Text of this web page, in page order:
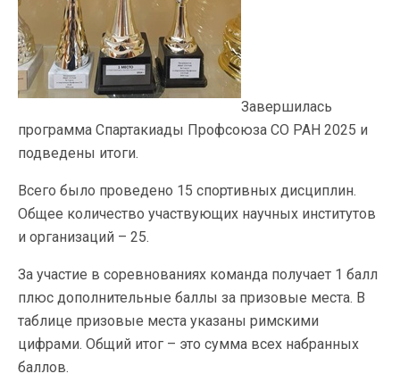
Завершилась
программа Спартакиады Профсоюза СО РАН 2025 и
подведены итоги.
Всего было проведено 15 спортивных дисциплин.
Общее количество участвующих научных институтов
и организаций – 25.
За участие в соревнованиях команда получает 1 балл
плюс дополнительные баллы за призовые места. В
таблице призовые места указаны римскими
цифрами. Общий итог – это сумма всех набранных
баллов.